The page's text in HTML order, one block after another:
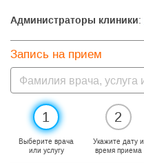
Администраторы клиники:
Запись на прием
1
Выберите врача
или услугу
2
Укажите дату и
время приема